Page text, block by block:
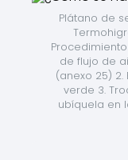
Plátano de
de flujo de
(anexo 25)
verde 3.
ubíquela en